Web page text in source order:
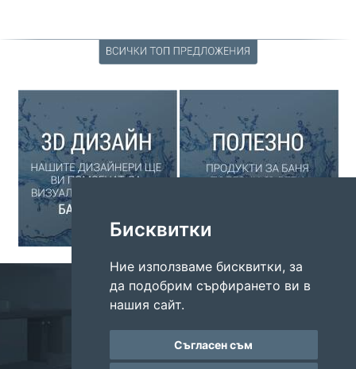
Бисквитки
Ние използваме бисквитки, за
да подобрим сърфирането ви в
нашия сайт.
Съгласен съм
Адрес: Варна, ул. Цариброд 92
E-mail:ring.international.varna@gmail.com
Тел/факс:+359 52 613 449
2026, Всички права запазени.